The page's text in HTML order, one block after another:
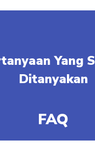
Yang
Ditanyakan
FAQ